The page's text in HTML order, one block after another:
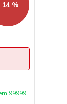
14 %
99999